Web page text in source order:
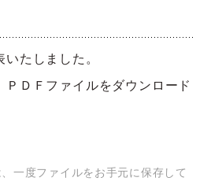
たしました。
ＰＤＦファイルをダウンロード
一度ファイルをお手元に保存して